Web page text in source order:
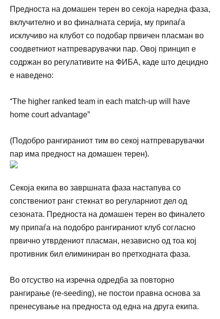
Предноста на домашен терен во секоја наредна фаза,
вклучително и во финалната серија, му припаѓа
исклучиво на клубот со подобар првичен пласман во
соодветниот натпреварувачки пар. Овој принцип е
содржан во регулативите на ФИБА, каде што децидно
е наведено:
“The higher ranked team in each match-up will have
home court advantage”
(Подобро рангираниот тим во секој натпреварувачки
пар има предност на домашен терен).
Секоја екипа во завршната фаза настапува со
сопствениот ранг стекнат во регуларниот дел од
сезоната. Предноста на домашен терен во финалето
му припаѓа на подобро рангираниот клуб согласно
првично утврдениот пласман, независно од тоа кој
противник бил елиминиран во претходната фаза.
Во отсуство на изречна одредба за повторно
рангирање (re-seeding), не постои правна основа за
пренесување на предноста од една на друга екипа.